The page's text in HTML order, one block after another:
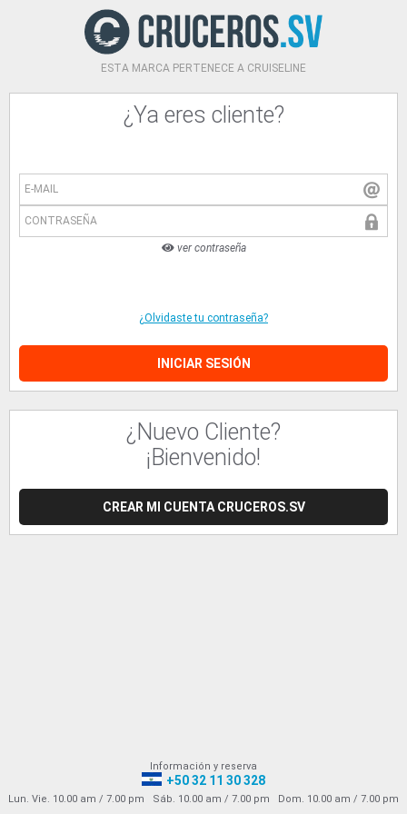
ESTA MARCA PERTENECE A CRUISELINE
¿Ya eres cliente?
E-MAIL
CONTRASEÑA
ver contraseña
¿Olvidaste tu contraseña?
INICIAR SESIÓN
¿Nuevo Cliente?
¡Bienvenido!
CREAR MI CUENTA CRUCEROS.SV
Información y reserva
+50 32 11 30 328
Lun. Vie. 10.00 am / 7.00 pm Sáb. 10.00 am / 7.00 pm Dom. 10.00 am / 7.00 pm